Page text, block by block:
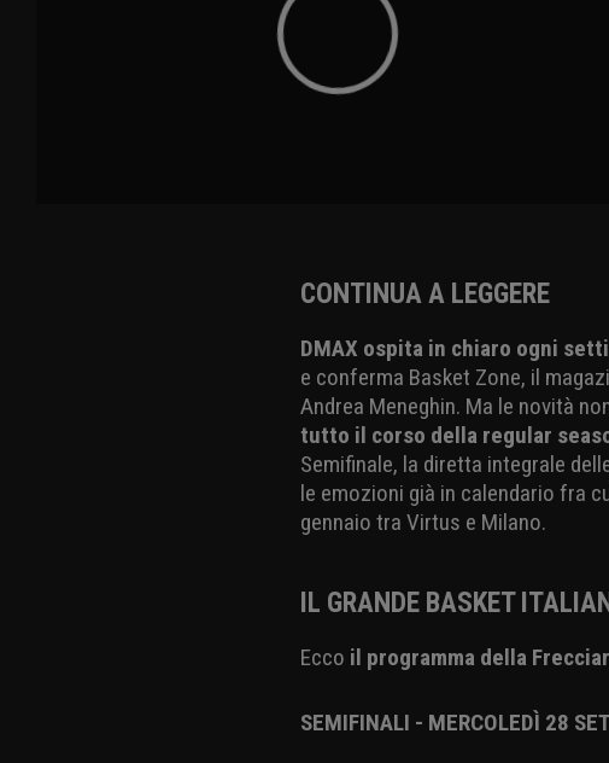
CONTINUA A LEGGERE
DMAX ospita in chiaro ogni
Andrea Meneghin. Ma le novità
Semifinale, la diretta integrale
gennaio tra Virtus e Milano.